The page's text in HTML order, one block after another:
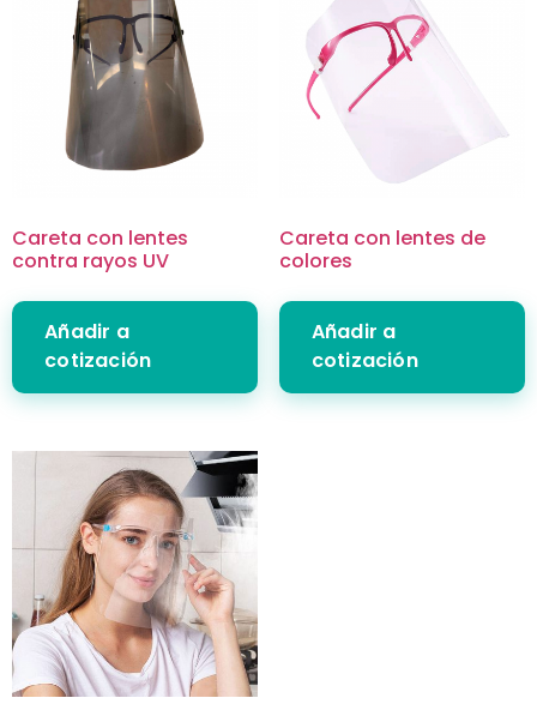
Careta con lentes
contra rayos UV
Añadir a
cotización
Careta con lentes de
colores
Añadir a
cotización